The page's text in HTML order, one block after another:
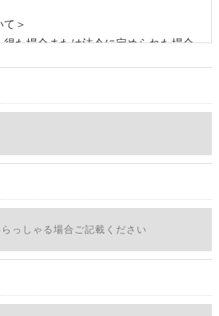
＞
た場合または法令に定められた場合
に提供することはいたしません。
ります。
個人情報保護契約等の措置をとり、
等がなされないよう、適切に安全管